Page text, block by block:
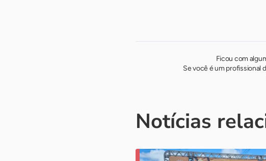
Ficou com
Se você é um profissional
Notícias